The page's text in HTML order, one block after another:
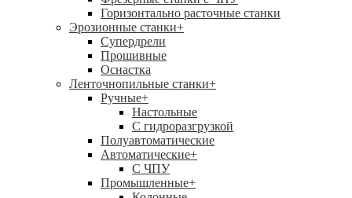
Горизонтально расточные станки
Эрозионные станки+
Супердрели
Прошивные
Оснастка
Ленточнопильные станки+
Ручные+
Настольные
С гидроразгрузкой
Полуавтоматические
Автоматические+
С ЧПУ
Промышленные+